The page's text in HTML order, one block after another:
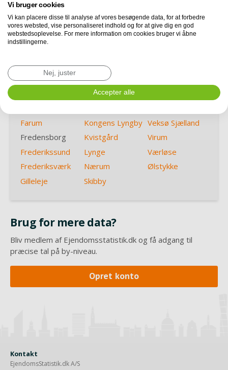
Bagsværd
Helsingør
Ballerup
Hillerød
Humlebæk
Farum
Kongens Lyngby Veksø Sjælland
Fredensborg
Kvistgård
Virum
Frederikssund
Lynge
Værløse
Frederiksværk
Nærum
Ølstykke
Gilleleje
Skibby
Brug for mere data?
Bliv medlem af Ejendomsstatistik.dk og få adgang til
præcise tal på by-niveau.
Opret konto
Kontakt
EjendomsStatistik.dk A/S
Vi bruger cookies
Vi kan placere disse til analyse af vores besøgende data, for at forbedre
vores websted, vise personaliseret indhold og for at give dig en god
webstedsoplevelse. For mere information om cookies bruger vi åbne
indstillingerne.
Nej, juster
Accepter alle